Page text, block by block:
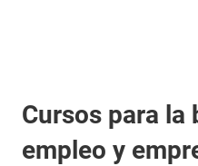
Cursos para la
empleo y